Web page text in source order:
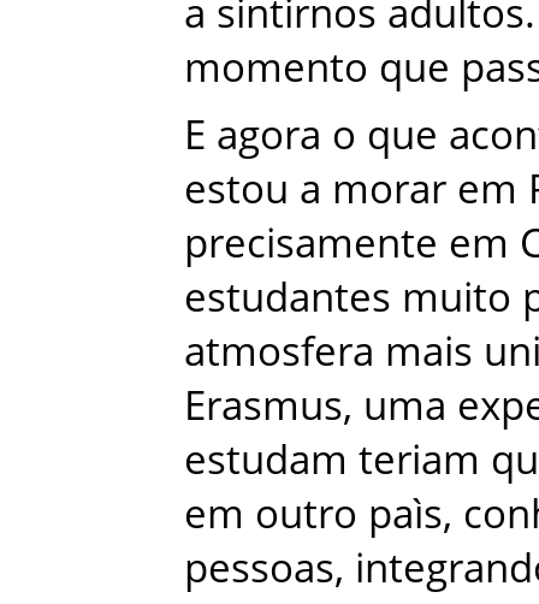
a sintirnos adultos.
momento que
E agora o que
estou a morar em
precisamente em
estudantes muito
atmosfera mais
Erasmus, uma
estudam teriam
em outro paìs,
pessoas,